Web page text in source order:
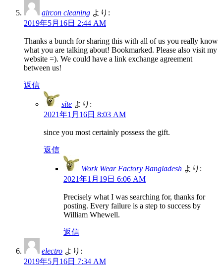
aircon cleaning より:
2019年5月16日 2:44 AM
Thanks a bunch for sharing this with all of us you really know
what you are talking about! Bookmarked. Please also visit my
website =). We could have a link exchange agreement
between us!
返信
site より:
2021年1月16日 8:03 AM
since you most certainly possess the gift.
返信
Work Wear Factory Bangladesh より:
2021年1月19日 6:06 AM
Precisely what I was searching for, thanks for
posting. Every failure is a step to success by
William Whewell.
返信
electro より:
2019年5月16日 7:34 AM